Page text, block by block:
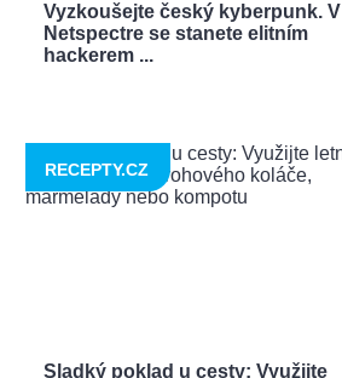
Vyzkoušejte český kyberpunk. V
Netspectre se stanete elitním
hackerem ...
Sladký poklad u cesty: Využijte
RECEPTY.CZ